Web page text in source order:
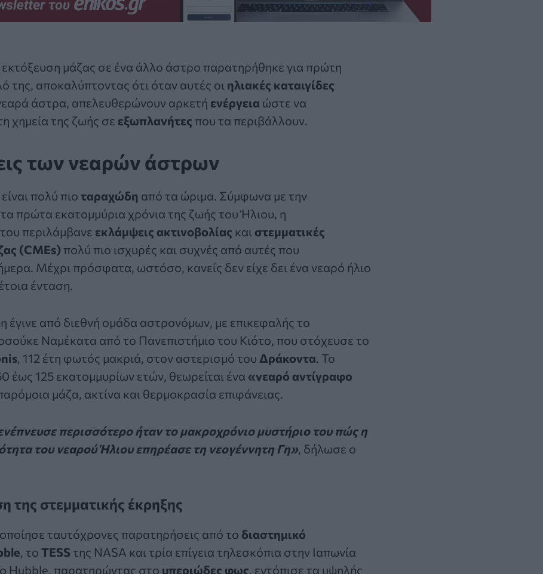
μάζας σε ένα άλλο άστρο παρατηρήθηκε για πρώτη
της, αποκαλύπτοντας ότι όταν αυτές οι ηλιακές καταιγίδες
άστρα, απελευθερώνουν αρκετή ενέργεια ώστε να
χημεία της ζωής σε εξωπλανήτες που τα περιβάλλουν.
των νεαρών άστρων
πολύ πιο ταραχώδη από τα ώριμα. Σύμφωνα με την
πρώτα εκατομμύρια χρόνια της ζωής του Ήλιου, η
περιλάμβανε εκλάμψεις ακτινοβολίας και στεμματικές
(CMEs) πολύ πιο ισχυρές και συχνές από αυτές που
Μέχρι πρόσφατα, ωστόσο, κανείς δεν είχε δει ένα νεαρό ήλιο
ένταση.
έγινε από διεθνή ομάδα αστρονόμων, με επικεφαλής το
Ναμέκατα από το Πανεπιστήμιο του Κιότο, που στόχευσε το
, 112 έτη φωτός μακριά, στον αστερισμό του Δράκοντα. Το
έως 125 εκατομμυρίων ετών, θεωρείται ένα «νεαρό αντίγραφο
μάζα, ακτίνα και θερμοκρασία επιφάνειας.
περισσότερο ήταν το μακροχρόνιο μυστήριο του πώς η
του νεαρού Ήλιου επηρέασε τη νεογέννητη Γη», δήλωσε ο
της στεμματικής έκρηξης
ταυτόχρονες παρατηρήσεις από το διαστημικό
, το TESS της NASA και τρία επίγεια τηλεσκόπια στην Ιαπωνία
Hubble, παρατηρώντας στο υπεριώδες φως, εντόπισε τα υψηλής